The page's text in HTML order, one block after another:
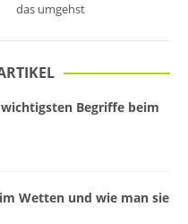
das umgehst
Begriffe beim
Wetten und wie man sie